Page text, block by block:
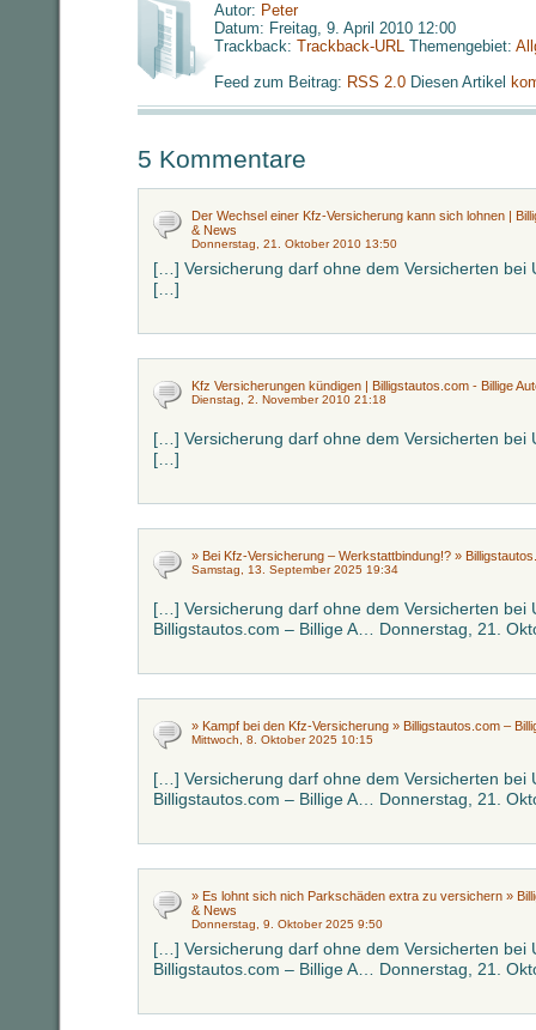
Autor: Peter
Datum: Freitag, 9. April 2010 12:00
Trackback: Trackback-URL Themengebiet:
Feed zum Beitrag: RSS 2.0 Diesen Artikel
5 Kommentare
Der Wechsel einer Kfz-Versicherung kann sich lohnen |
& News
Donnerstag, 21. Oktober 2010 13:50
[…] Versicherung darf ohne dem Versicherten bei
[…]
Kfz Versicherungen kündigen | Billigstautos.com - Billige
Dienstag, 2. November 2010 21:18
[…] Versicherung darf ohne dem Versicherten bei
[…]
» Bei Kfz-Versicherung – Werkstattbindung!? »
Samstag, 13. September 2025 19:34
[…] Versicherung darf ohne dem Versicherten bei
Billigstautos.com – Billige A… Donnerstag, 21.
» Kampf bei den Kfz-Versicherung » Billigstautos.com –
Mittwoch, 8. Oktober 2025 10:15
[…] Versicherung darf ohne dem Versicherten bei
Billigstautos.com – Billige A… Donnerstag, 21.
» Es lohnt sich nich Parkschäden extra zu versichern »
& News
Donnerstag, 9. Oktober 2025 9:50
[…] Versicherung darf ohne dem Versicherten bei
Billigstautos.com – Billige A… Donnerstag, 21.